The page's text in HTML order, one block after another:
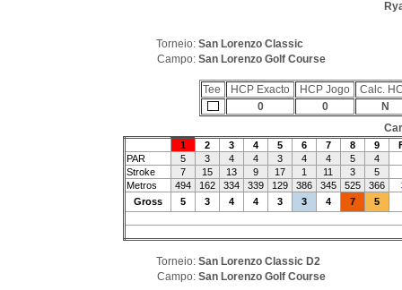
Torneio: San Lorenzo Classic
Campo: San Lorenzo Golf Course
Tee HCP Exacto HCP Jogo
Calc.
0
0
N
1 2 3 4 5 6 7 8 9
PAR
5 3 4 4 3 4 4 5
4
Stroke
7 15 13 9 17 1 11 3
5
Metros
494 162 334 339 129 386 345 525 366
Gross
5 3 4 4 3 3 4 7 5
Torneio: San Lorenzo Classic D2
Campo: San Lorenzo Golf Course